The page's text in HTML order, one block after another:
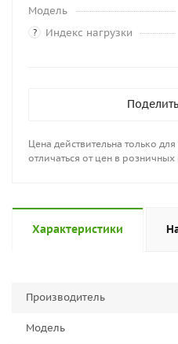
Модель
? Индекс нагрузки
Цена действительна только
отличаться от цен в розничных
Характеристики
Производитель
Модель